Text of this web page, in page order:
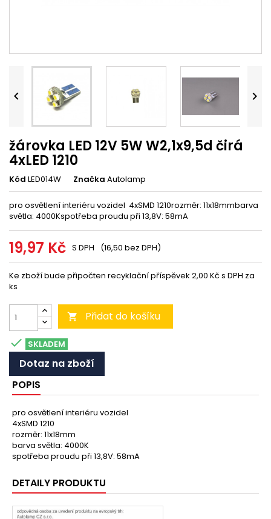
 
žárovka LED 12V 5W W2,1x9,5d čirá
4xLED 1210
Kód LED014W Značka Autolamp
pro osvětlení interiéru vozidel 4xSMD 1210rozměr: 11x18mmbarva
světla: 4000Kspotřeba proudu při 13,8V: 58mA
19,97 Kč S DPH (16,50 bez DPH)
Ke zboží bude připočten recyklační příspěvek 2,00 Kč s DPH za
ks
 Přidat do košíku
 SKLADEM
Dotaz na zboží
POPIS
pro osvětlení interiéru vozidel
4xSMD 1210
rozměr: 11x18mm
barva světla: 4000K
spotřeba proudu při 13,8V: 58mA
DETAILY PRODUKTU